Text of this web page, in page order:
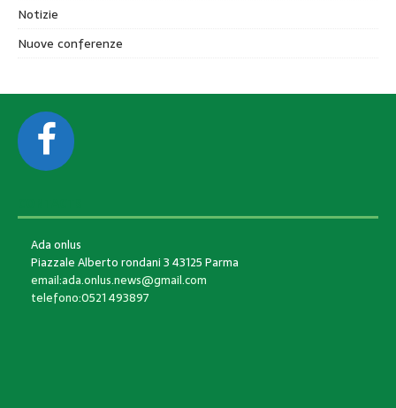
Notizie
Nuove conferenze
Ada onlus
Piazzale Alberto rondani 3 43125 Parma
email:ada.onlus.news@gmail.com
telefono:0521 493897